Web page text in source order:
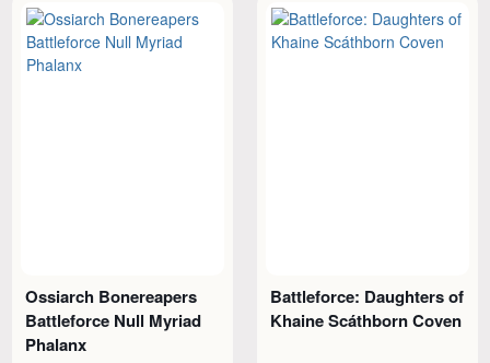
Ossiarch Bonereapers
Battleforce Null Myriad
Phalanx
Battleforce: Daughters of
Khaine Scáthborn Coven